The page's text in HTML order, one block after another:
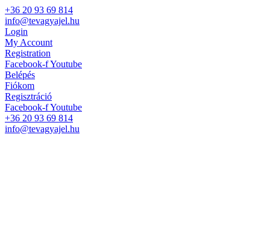
+36 20 93 69 814
info@tevagyajel.hu
Login
My Account
Registration
Facebook-fYoutube
Belépés
Fiókom
Regisztráció
Facebook-fYoutube
+36 20 93 69 814
info@tevagyajel.hu